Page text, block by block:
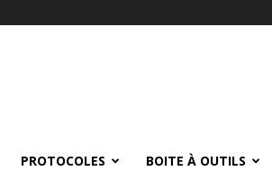
PROTOCOLES BOITE À OUTILS